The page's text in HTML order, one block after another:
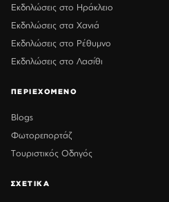
Εκδηλώσεις στο Ηράκλειο
Εκδηλώσεις στα Χανιά
Εκδηλώσεις στο Ρέθυμνο
Εκδηλώσεις στο Λασίθι
ΠΕΡΙΕΧΟΜΕΝΟ
Blogs
Φωτορεπορτάζ
Τουριστικός Οδηγός
ΣΧΕΤΙΚΑ